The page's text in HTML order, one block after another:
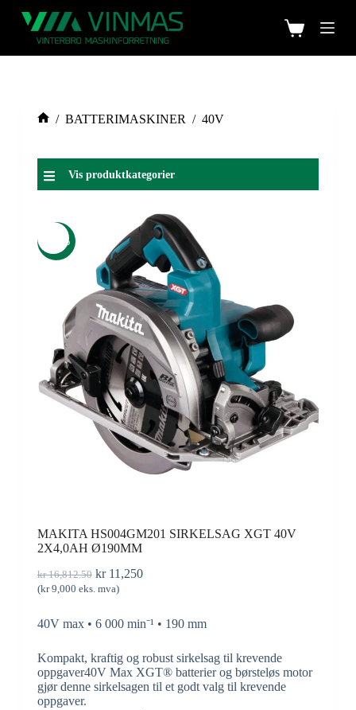
/ BATTERIMASKINER / 40V
Vis produktkategorier
-33%
MAKITA HS004GM201 SIRKELSAG XGT 40V
2X4,0AH Ø190MM
kr16,812.50 kr11,250
(kr9,000 eks. mva)
40V max • 6 000 min⁻¹ • 190 mm
Kompakt, kraftig og robust sirkelsag til krevende
oppgaver40V Max XGT® batterier og børsteløs motor
gjør denne sirkelsagen til et godt valg til krevende
oppgaver.